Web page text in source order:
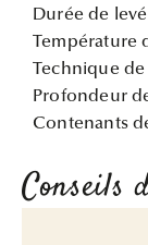
Durée de
Température
Technique
Profondeur
Contenants
Conseils